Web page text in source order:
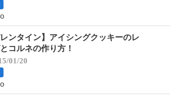
レンタイン】アイシングクッキーのレ
コルネの作り方！
01/20